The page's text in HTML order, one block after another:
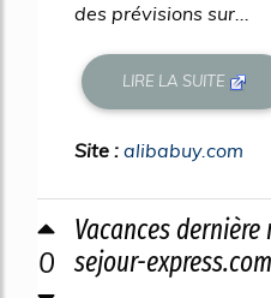
des prévisions sur...
LIRE LA SUITE
Site : alibabuy.com
0
Vacances
sejour-express.com